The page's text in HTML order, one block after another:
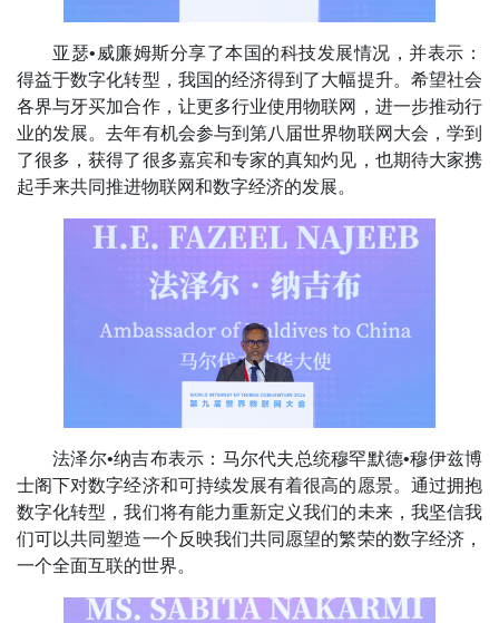
亚瑟•威廉姆斯分享了本国的科技发展情况，并表示：
得益于数字化转型，我国的经济得到了大幅提升。希望社会
各界与牙买加合作，让更多行业使用物联网，进一步推动行
业的发展。去年有机会参与到第八届世界物联网大会，学到
了很多，获得了很多嘉宾和专家的真知灼见，也期待大家携
起手来共同推进物联网和数字经济的发展。
法泽尔•纳吉布表示：马尔代夫总统穆罕默德•穆伊兹博
士阁下对数字经济和可持续发展有着很高的愿景。通过拥抱
数字化转型，我们将有能力重新定义我们的未来，我坚信我
们可以共同塑造一个反映我们共同愿望的繁荣的数字经济，
一个全面互联的世界。